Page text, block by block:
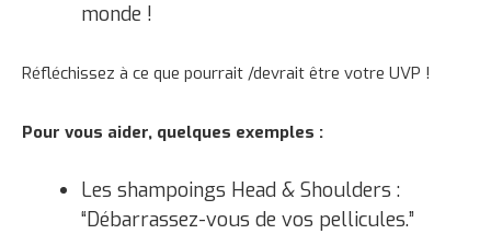
monde !
Réfléchissez à ce que pourrait /devrait être votre UVP !
Pour vous aider, quelques exemples :
Les shampoings Head & Shoulders :
“Débarrassez-vous de vos pellicules.”